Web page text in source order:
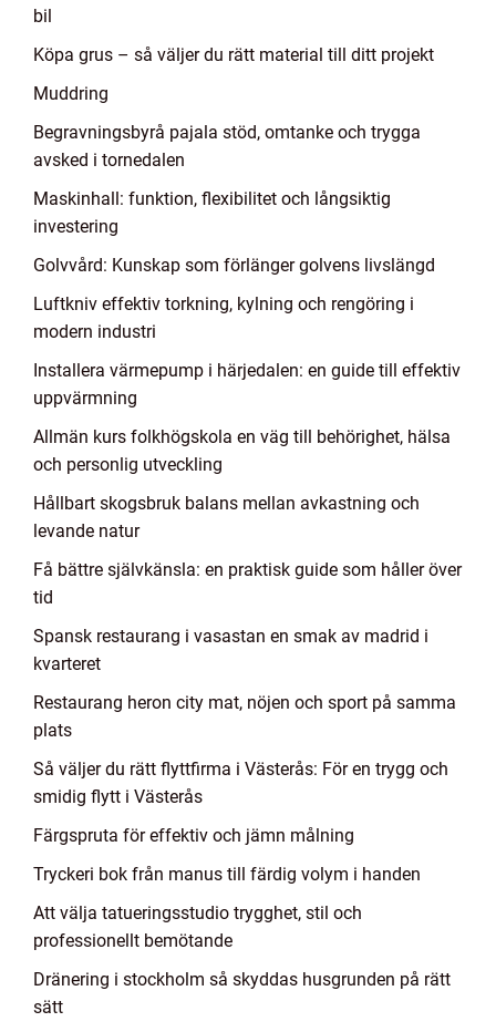
bil
Köpa grus – så väljer du rätt material till ditt projekt
Muddring
Begravningsbyrå pajala stöd, omtanke och trygga
avsked i tornedalen
Maskinhall: funktion, flexibilitet och långsiktig
investering
Golvvård: Kunskap som förlänger golvens livslängd
Luftkniv effektiv torkning, kylning och rengöring i
modern industri
Installera värmepump i härjedalen: en guide till effektiv
uppvärmning
Allmän kurs folkhögskola en väg till behörighet, hälsa
och personlig utveckling
Hållbart skogsbruk balans mellan avkastning och
levande natur
Få bättre självkänsla: en praktisk guide som håller över
tid
Spansk restaurang i vasastan en smak av madrid i
kvarteret
Restaurang heron city mat, nöjen och sport på samma
plats
Så väljer du rätt flyttfirma i Västerås: För en trygg och
smidig flytt i Västerås
Färgspruta för effektiv och jämn målning
Tryckeri bok från manus till färdig volym i handen
Att välja tatueringsstudio trygghet, stil och
professionellt bemötande
Dränering i stockholm så skyddas husgrunden på rätt
sätt